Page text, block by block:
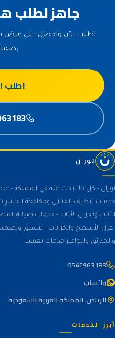
جاهز لطلب
اطلب الآن واحصل على عرض
اطلب
نوران
نوران - كل ما تبحث عنه في المملكة -
خدمات تنظيف المنازل ومكافحة
الأثاث وتخزين الأثاث - خدمات صيانة
-عزل الأسطح والخزانات - تنسيق
والحدائق والنوافير خدمات تعقيب
0545963183
واتساب
الرياض، المملكة العربية السعودية
أبرز الخدمات